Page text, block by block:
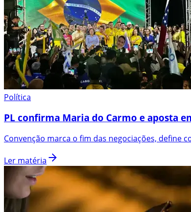
Política
PL confirma Maria do Carmo e aposta
Convenção marca o fim das negociações, define
Ler matéria